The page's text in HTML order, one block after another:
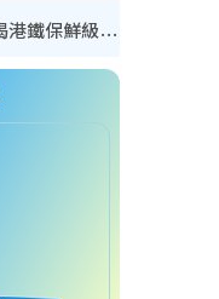
內地客歎港人唔識老！揭港鐵保鮮級冷氣 港人求放過：咪投訴